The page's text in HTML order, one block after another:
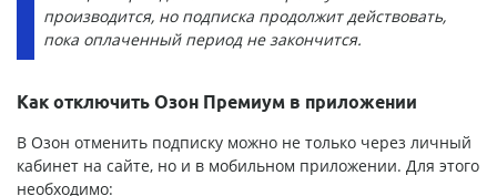
производится, но подписка продолжит действовать,
пока оплаченный период не закончится.
Как отключить Озон Премиум в приложении
В Озон отменить подписку можно не только через личный
кабинет на сайте, но и в мобильном приложении. Для этого
необходимо: